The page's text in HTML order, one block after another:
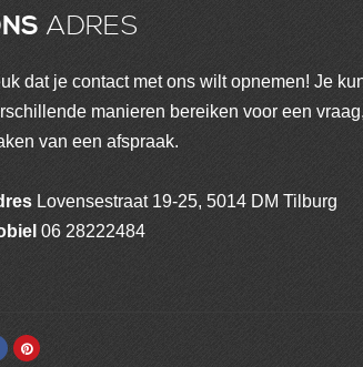
ADRES
dat je contact met ons wilt opnemen! Je
manieren bereiken voor een
van een afspraak.
Lovensestraat 19-25, 5014 DM Tilburg
06 28222484